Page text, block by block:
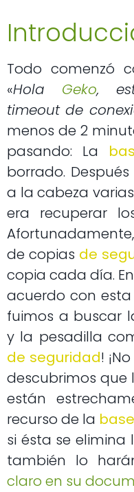
Todo comenzó
«Hola Geko,
timeout de
menos de 2
pasando: La
borrado.
a la cabeza
era recuperar
de copias de
copia cada día. En
acuerdo con
fuimos a buscar
y la pesadilla
de seguridad!
descubrimos que
están
recurso de la
si ésta se elimina
también lo
claro en su